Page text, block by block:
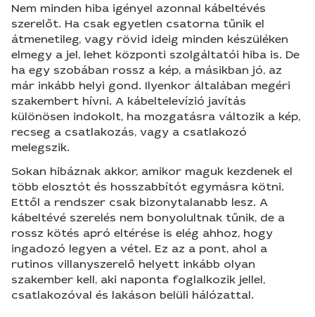
Nem minden hiba igényel azonnal kábeltévés
szerelőt. Ha csak egyetlen csatorna tűnik el
átmenetileg, vagy rövid ideig minden készüléken
elmegy a jel, lehet központi szolgáltatói hiba is. De
ha egy szobában rossz a kép, a másikban jó, az
már inkább helyi gond. Ilyenkor általában megéri
szakembert hívni. A kábeltelevízió javítás
különösen indokolt, ha mozgatásra változik a kép,
recseg a csatlakozás, vagy a csatlakozó
melegszik.
Sokan hibáznak akkor, amikor maguk kezdenek el
több elosztót és hosszabbítót egymásra kötni.
Ettől a rendszer csak bizonytalanabb lesz. A
kábeltévé szerelés nem bonyolultnak tűnik, de a
rossz kötés apró eltérése is elég ahhoz, hogy
ingadozó legyen a vétel. Ez az a pont, ahol a
rutinos villanyszerelő helyett inkább olyan
szakember kell, aki naponta foglalkozik jellel,
csatlakozóval és lakáson belüli hálózattal.